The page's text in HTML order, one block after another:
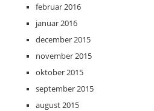
februar 2016
januar 2016
december 2015
november 2015
oktober 2015
september 2015
august 2015